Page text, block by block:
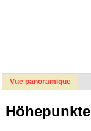
Vue panoramique
Höhepunkte